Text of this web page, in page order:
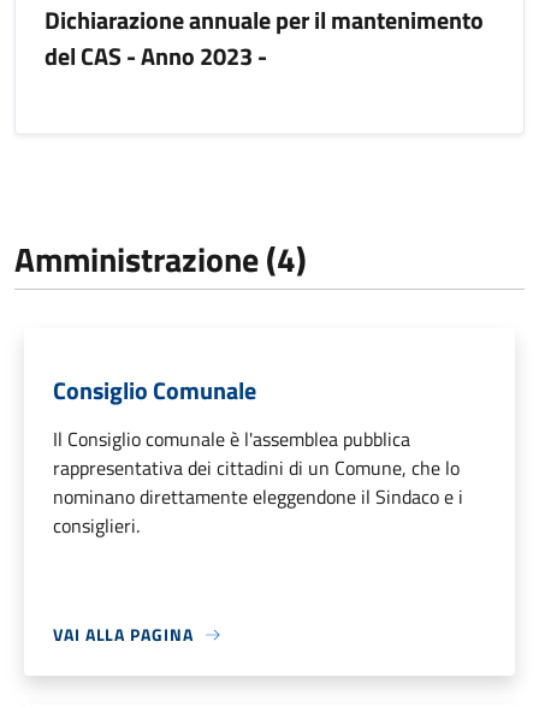
Dichiarazione annuale per il mantenimento
del CAS - Anno 2023 -
Amministrazione (4)
Consiglio Comunale
Il Consiglio comunale è l'assemblea pubblica
rappresentativa dei cittadini di un Comune, che lo
nominano direttamente eleggendone il Sindaco e i
consiglieri.
VAI ALLA PAGINA